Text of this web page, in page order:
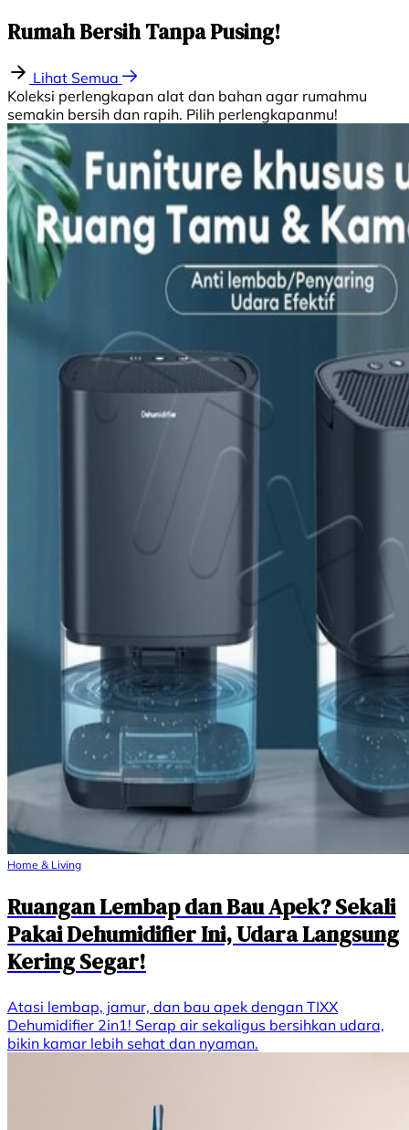
Rumah Bersih Tanpa Pusing!
Lihat Semua
Koleksi perlengkapan alat dan bahan agar rumahmu
semakin bersih dan rapih. Pilih perlengkapanmu!
Home & Living
Ruangan Lembap dan Bau Apek? Sekali
Pakai Dehumidifier Ini, Udara Langsung
Kering Segar!
Atasi lembap, jamur, dan bau apek dengan TIXX
Dehumidifier 2in1! Serap air sekaligus bersihkan udara,
bikin kamar lebih sehat dan nyaman.